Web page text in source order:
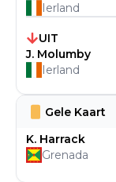
Gele Kaart
K. Harrack
Grenada
Ierland
UIT
J. Molumby
Ierland